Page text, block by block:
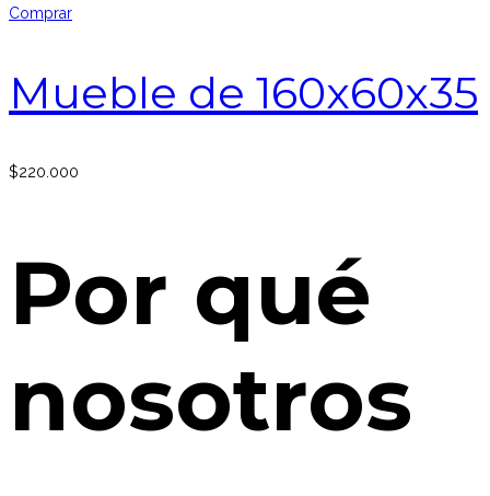
Comprar
Mueble de 160x60x35
$220.000
Por qué
nosotros